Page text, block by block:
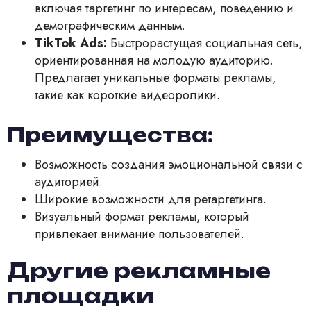
включая таргетинг по интересам, поведению и
демографическим данным.
TikTok Ads: Быстрорастущая социальная сеть,
ориентированная на молодую аудиторию.
Предлагает уникальные форматы рекламы,
такие как короткие видеоролики.
Преимущества:
Возможность создания эмоциональной связи с
аудиторией.
Широкие возможности для ретаргетинга.
Визуальный формат рекламы, который
привлекает внимание пользователей.
Другие рекламные
площадки